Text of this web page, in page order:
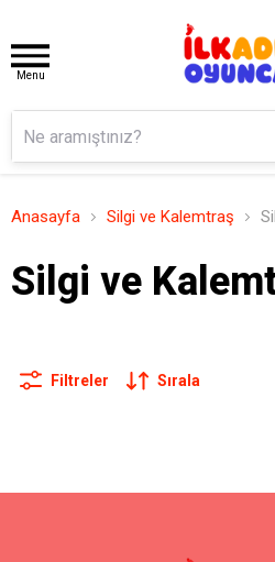
Menu
Anasayfa Silgi ve Kalemtraş
Silgi ve
Filtreler Sırala